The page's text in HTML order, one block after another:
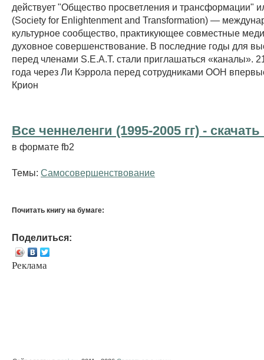
действует "Общество просветления и трансформации"
(Society for Enlightenment and Transformation) —
культурное сообщество, практикующее совместные
духовное совершенствование. В последние годы для
перед членами S.E.A.T. стали приглашаться «каналы».
года через Ли Кэррола перед сотрудниками ООН
Крион
Все ченнеленги (1995-2005 гг) - cкачать
в формате fb2
Темы: Самосовершенствование
Почитать книгу на бумаге:
Поделиться:
Реклама